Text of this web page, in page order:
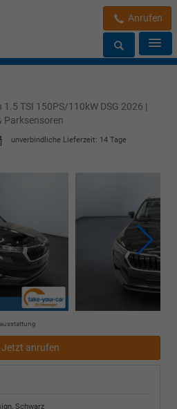
Anrufen
1.5 TSI 150PS/110kW DSG 2026 |
Parksensoren
unverbindliche Lieferzeit: 14 Tage
Jetzt anrufen
Schwarz